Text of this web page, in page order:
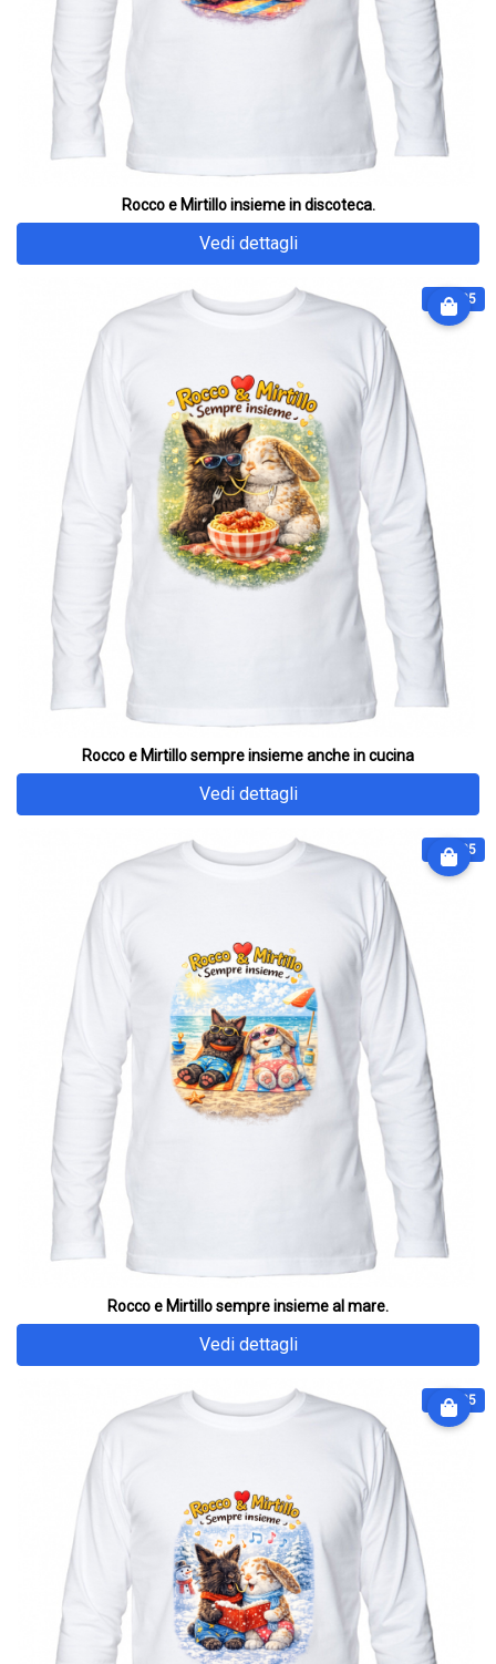
Rocco e Mirtillo insieme in discoteca.
Vedi dettagli
€ 31.25
Rocco e Mirtillo sempre insieme anche in cucina
Vedi dettagli
€ 31.25
Rocco e Mirtillo sempre insieme al mare.
Vedi dettagli
€ 31.25